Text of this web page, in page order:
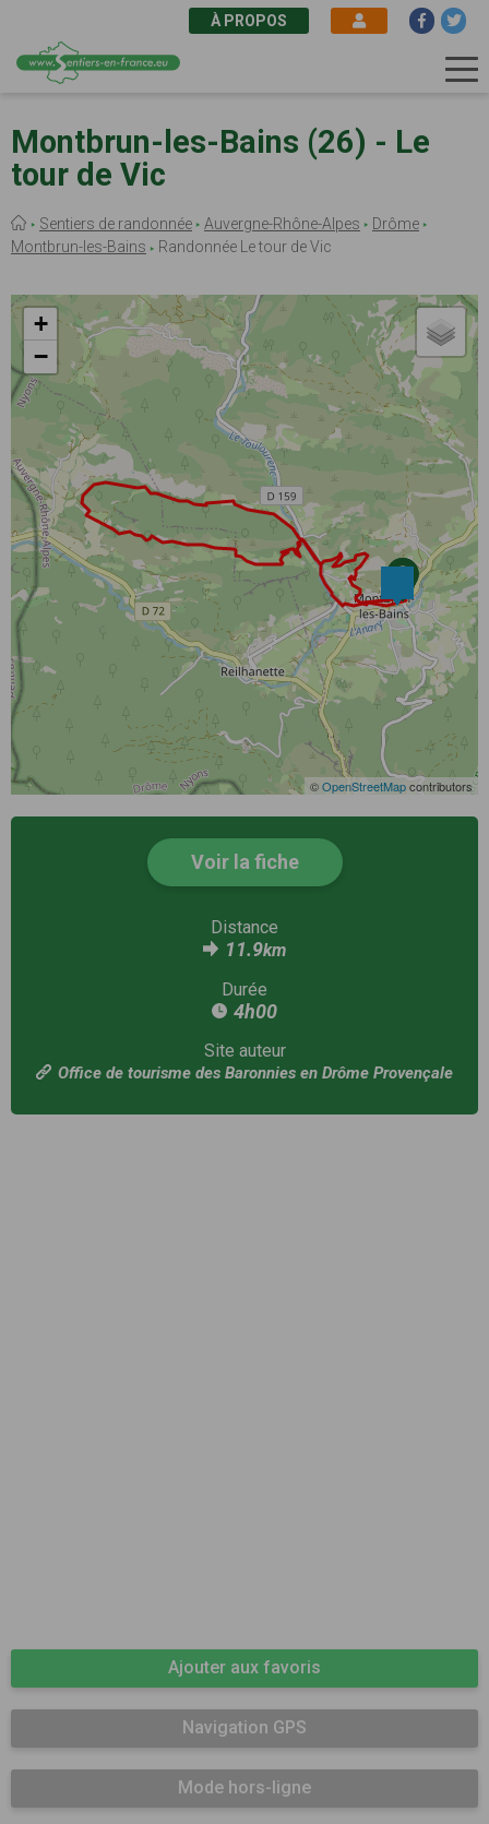
au
contenu
principal
À PROPOS
Montbrun-les-Bains (26) - Le
tour de Vic
Fil
d'Ariane
Sentiers de randonnée Auvergne-Rhône-Alpes
Drôme
Montbrun-les-Bains
Randonnée Le tour de Vic
+
−
©OpenStreetMapcontributors
Voir la fiche
Distance
11.9km
Durée
4h00
Site auteur
Office de tourisme des Baronnies en Drôme Provençale
Ajouter aux favoris
Navigation GPS
Mode hors-ligne